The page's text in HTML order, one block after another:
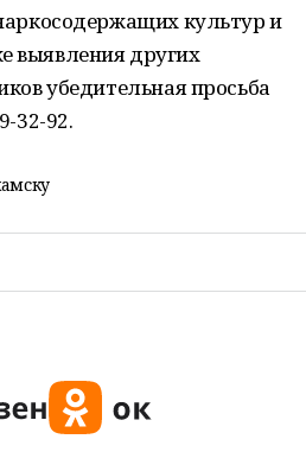
культур и
выявления других
убедительная просьба
32-92.